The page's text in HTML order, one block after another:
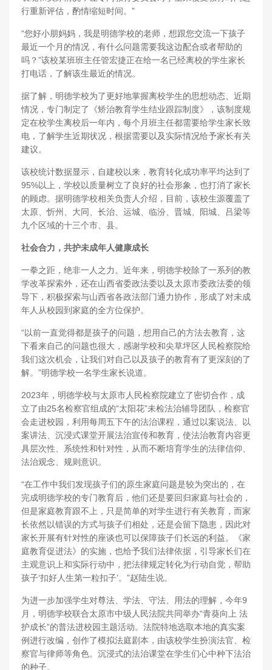
行重新评估，酌情缩短时间。”
“您好小朋妈妈，我是明德学校的老师，想跟您交流一下孩子
最近一个月的情况，有什么问题需要我这边配合或者帮助的
吗？”该校某班班主任管宏捷正在给一名已经离校的学生家长
打电话，了解该生最近的情况。
据了解，明德学校为了更好地掌握离校学生的思想动态、近期
情况，专门制定了《矫治教育学生结业跟踪制度》，该制度规
定在校学生离校后一年内，每个月班主任都需要给学生家长致
电，了解学生近期状况，根据需要以及实际情况给予家长有关
建议。
该校统计数据显示，自建校以来，教育转化成功率平均达到了
95%以上，学校以质量树立了良好的社会形象，也打消了家长
的顾虑。据明德学校相关负责人介绍，目前，该校生源覆盖了
太原、忻州、大同、长治、运城、临汾、晋城、阳城、吕梁等
九个区域的十三个市、县。
社会合力，共护未成年人健康成长
一拳之距，绝非一人之力。近年来，明德学校除了一系列的教
学改革探索外，还在山西省委政法委以及太原市委政法委的领
导下，积极探索与山西省各政法部门通力协作，形成了对未成
年人从校园到家庭的全方位保护。
“以前一直觉得都是孩子的问题，想用自己的方法去教育，这
下看来自己的问题也很大，感谢学校和尖草坪区人民检察院给
我们这次机会，让我们对自己以及孩子的教育有了更深刻的了
解。”明德学校一名学生家长说道。
2023年，明德学校与太原市人民检察院建立了密切合作，成
立了由25名检察官组成的“太阳花”未检法治辅导团队，检察官
会走进校园，利用每周五下午的法治课程，通过以案说法、以
案讲法、沉浸式课堂开展法治宣传和教育，使法治教育内容更
具层次性、系统性和针对性，从而不断培育学生的法律信仰、
法治观念、规则意识。
“在工作中我们发现孩子们的原生家庭问题是较为突出的，在
完成明德学校的专门教育后，他们还是要回归家庭与社会的，
但是家庭教育跟不上，只是简单的对学生进行有关教育，而家
长依然以错误的方式与孩子们相处，还是会留下隐患，因此对
家长开展有针对性的座谈也可以保障孩子们长远的利益。《家
庭教育促进法》的实施，也给予我们法律依据，引导家长们在
主观意识上和实际行动中，把法律规定转化为行动自觉，帮助
孩子‘扣好人生第一粒扣子’。”赵陆生说。
为进一步加强学生对尊法、学法、守法、用法的理解，今年9
月，明德学校联合太原市中级人民法院共同举办“青葵向上 法
护成长”的普法进校园主题活动。法院特地选取本地的真实案
例进行改编，创作了模拟法庭剧本，由该校学生扮演法官、检
察官与律师等角色。沉浸式的法治课堂在学生们心中种下法治
的种子。